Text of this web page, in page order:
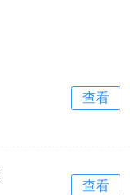
查看
查看